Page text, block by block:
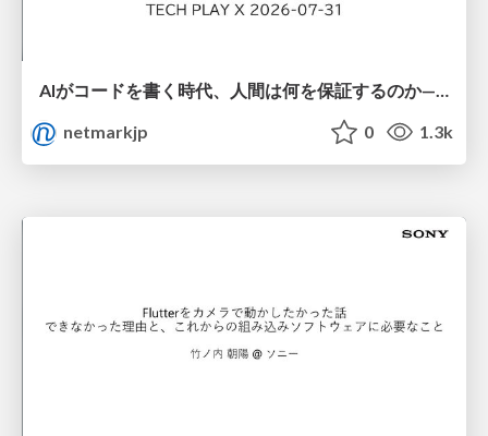
AIがコードを書く時代、人間は何を保証するのか———馬場さんと考える、開発者に求められる新しい責任と価値 - TECH PLAY
netmarkjp
0 1.3k